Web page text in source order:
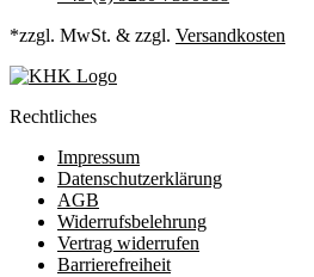
*zzgl. MwSt. & zzgl. Versandkosten
Rechtliches
Impressum
Datenschutzerklärung
AGB
Widerrufsbelehrung
Vertrag widerrufen
Barrierefreiheit